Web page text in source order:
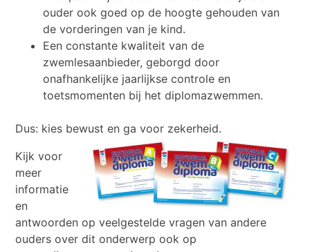
ouder ook goed op de hoogte gehouden van
de vorderingen van je kind.
Een constante kwaliteit van de
zwemlesaanbieder, geborgd door
onafhankelijke jaarlijkse controle en
toetsmomenten bij het diplomazwemmen.
Dus: kies bewust en ga voor zekerheid.
Kijk voor
meer
informatie
en
antwoorden op veelgestelde vragen van andere
ouders over dit onderwerp ook op